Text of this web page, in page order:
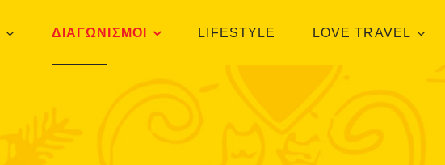
ΔΙΑΓΩΝΙΣΜΟΙ LIFESTYLE LOVE TRAVEL